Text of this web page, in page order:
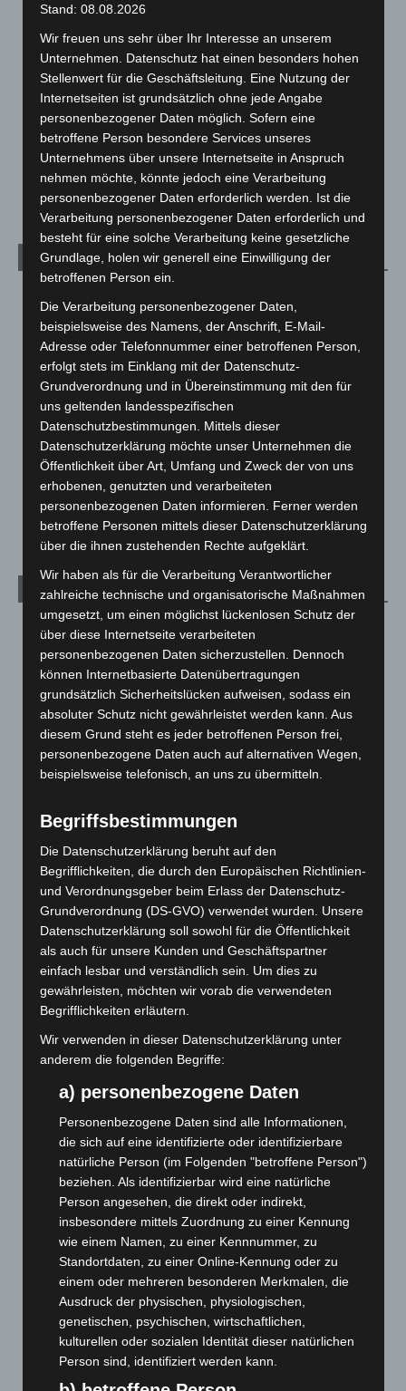
Region Hannover: 21 neue Notfallsanitäter starten beim
Mann läuft mit Hockeyschläger über A7 – Polizei sucht
Zeugen
5. August 2026
Celle: Mensch stirbt bei Bagger-Unfall auf Baustelle
5. August 2026
Kategorien
Corona-News
Hannover und Region
5.039
Langenhagen und Ortsteile
Leserbriefe
Menschen
Über uns
Veranstaltungen
Welt
1.271
Archiv
August 2026 (14)
Juli 2026(73)
Juni 2026 (139)
Mai 2026(99)
April 2026(99)
März 2026(115)
Januar 2026(122)
Dezember 2025(103)
November 2025(114)
Oktober 2025(112)
September 2025(93)
August 2025(90)
Juli 2025 (90)
Juni 2025(103)
Mai 2025(112)
April 2025 (88)
März 2025(111)
Februar 2025(96)
Januar 2025 (88)
Dezember 2024 (89)
November 2024(94)
Oktober 2024(93)
September 2024
August 2024(107)
Juli 2024(89)
Juni 2024(107)
Mai 2024(149)
Stand: 08.08.2026
Wir freuen uns sehr über Ihr Interesse an unserem
Unternehmen. Datenschutz hat einen besonders hohen
Stellenwert für die Geschäftsleitung. Eine Nutzung der
Internetseiten ist grundsätzlich ohne jede Angabe
personenbezogener Daten möglich. Sofern eine
betroffene Person besondere Services unseres
Unternehmens über unsere Internetseite in Anspruch
nehmen möchte, könnte jedoch eine Verarbeitung
personenbezogener Daten erforderlich werden. Ist die
Verarbeitung personenbezogener Daten erforderlich und
besteht für eine solche Verarbeitung keine gesetzliche
Grundlage, holen wir generell eine Einwilligung der
betroffenen Person ein.
Die Verarbeitung personenbezogener Daten,
beispielsweise des Namens, der Anschrift, E-Mail-
Adresse oder Telefonnummer einer betroffenen Person,
erfolgt stets im Einklang mit der Datenschutz-
Grundverordnung und in Übereinstimmung mit den für
uns geltenden landesspezifischen
Datenschutzbestimmungen. Mittels dieser
Datenschutzerklärung möchte unser Unternehmen die
Öffentlichkeit über Art, Umfang und Zweck der von uns
erhobenen, genutzten und verarbeiteten
personenbezogenen Daten informieren. Ferner werden
betroffene Personen mittels dieser Datenschutzerklärung
über die ihnen zustehenden Rechte aufgeklärt.
Wir haben als für die Verarbeitung Verantwortlicher
zahlreiche technische und organisatorische Maßnahmen
umgesetzt, um einen möglichst lückenlosen Schutz der
über diese Internetseite verarbeiteten
personenbezogenen Daten sicherzustellen. Dennoch
können Internetbasierte Datenübertragungen
grundsätzlich Sicherheitslücken aufweisen, sodass ein
absoluter Schutz nicht gewährleistet werden kann. Aus
diesem Grund steht es jeder betroffenen Person frei,
personenbezogene Daten auch auf alternativen Wegen,
beispielsweise telefonisch, an uns zu übermitteln.
Begriffsbestimmungen
Die Datenschutzerklärung beruht auf den
Begrifflichkeiten, die durch den Europäischen Richtlinien-
und Verordnungsgeber beim Erlass der Datenschutz-
Grundverordnung (DS-GVO) verwendet wurden. Unsere
Datenschutzerklärung soll sowohl für die Öffentlichkeit
als auch für unsere Kunden und Geschäftspartner
einfach lesbar und verständlich sein. Um dies zu
gewährleisten, möchten wir vorab die verwendeten
Begrifflichkeiten erläutern.
Wir verwenden in dieser Datenschutzerklärung unter
anderem die folgenden Begriffe:
a) personenbezogene Daten
Personenbezogene Daten sind alle Informationen,
die sich auf eine identifizierte oder identifizierbare
natürliche Person (im Folgenden "betroffene Person")
beziehen. Als identifizierbar wird eine natürliche
Person angesehen, die direkt oder indirekt,
insbesondere mittels Zuordnung zu einer Kennung
wie einem Namen, zu einer Kennnummer, zu
Standortdaten, zu einer Online-Kennung oder zu
einem oder mehreren besonderen Merkmalen, die
Ausdruck der physischen, physiologischen,
genetischen, psychischen, wirtschaftlichen,
kulturellen oder sozialen Identität dieser natürlichen
Person sind, identifiziert werden kann.